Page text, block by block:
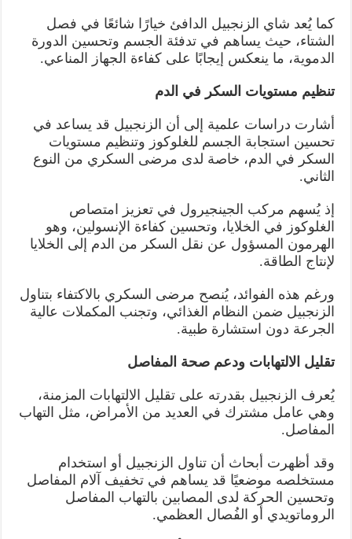
كما يُعد شاي الزنجبيل الدافئ خيارًا شائعًا في فصل
الشتاء، حيث يساهم في تدفئة الجسم وتحسين الدورة
الدموية، ما ينعكس إيجابًا على كفاءة الجهاز المناعي.
تنظيم مستويات السكر في الدم
أشارت دراسات علمية إلى أن الزنجبيل قد يساعد في
تحسين استجابة الجسم للغلوكوز وتنظيم مستويات
السكر في الدم، خاصة لدى مرضى السكري من النوع
الثاني.
إذ يُسهم مركب الجينجيرول في تعزيز امتصاص
الغلوكوز في الخلايا، وتحسين كفاءة الإنسولين، وهو
الهرمون المسؤول عن نقل السكر من الدم إلى الخلايا
لإنتاج الطاقة.
ورغم هذه الفوائد، يُنصح مرضى السكري بالاكتفاء بتناول
الزنجبيل ضمن النظام الغذائي، وتجنب المكملات عالية
الجرعة دون استشارة طبية.
تقليل الالتهابات ودعم صحة المفاصل
يُعرف الزنجبيل بقدرته على تقليل الالتهابات المزمنة،
وهي عامل مشترك في العديد من الأمراض، مثل التهاب
المفاصل.
وقد أظهرت أبحاث أن تناول الزنجبيل أو استخدام
مستخلصه موضعيًا قد يساهم في تخفيف آلام المفاصل
وتحسين الحركة لدى المصابين بالتهاب المفاصل
الروماتويدي أو الفُصال العظمي.